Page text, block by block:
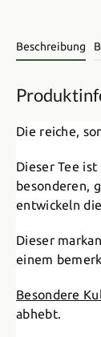
Beschreibung
Die reiche,
Dieser Tee
besonderen,
entwickeln
Dieser
einem
Besondere
abhebt.